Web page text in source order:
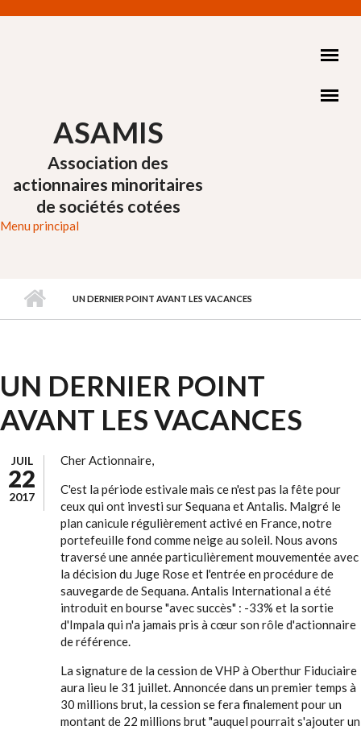
ASAMIS
Association des
actionnaires minoritaires
de sociétés cotées
Menu principal
UN DERNIER POINT AVANT LES VACANCES
UN DERNIER POINT
AVANT LES VACANCES
JUIL
22
2017
Cher Actionnaire,
C'est la période estivale mais ce n'est pas la fête pour
ceux qui ont investi sur Sequana et Antalis. Malgré le
plan canicule régulièrement activé en France, notre
portefeuille fond comme neige au soleil. Nous avons
traversé une année particulièrement mouvementée avec
la décision du Juge Rose et l'entrée en procédure de
sauvegarde de Sequana. Antalis International a été
introduit en bourse "avec succès" : -33% et la sortie
d'Impala qui n'a jamais pris à cœur son rôle d'actionnaire
de référence.
La signature de la cession de VHP à Oberthur Fiduciaire
aura lieu le 31 juillet. Annoncée dans un premier temps à
30 millions brut, la cession se fera finalement pour un
montant de 22 millions brut "auquel pourrait s'ajouter un